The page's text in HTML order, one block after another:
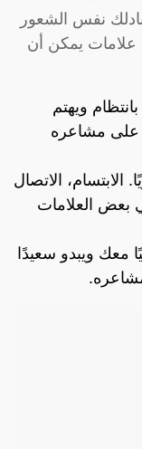
نفس الشعور
يمكن أن
ويهتم
على مشاعره
الابتسام، الاتصال
بعض العلامات
معك ويبدو سعيدًا